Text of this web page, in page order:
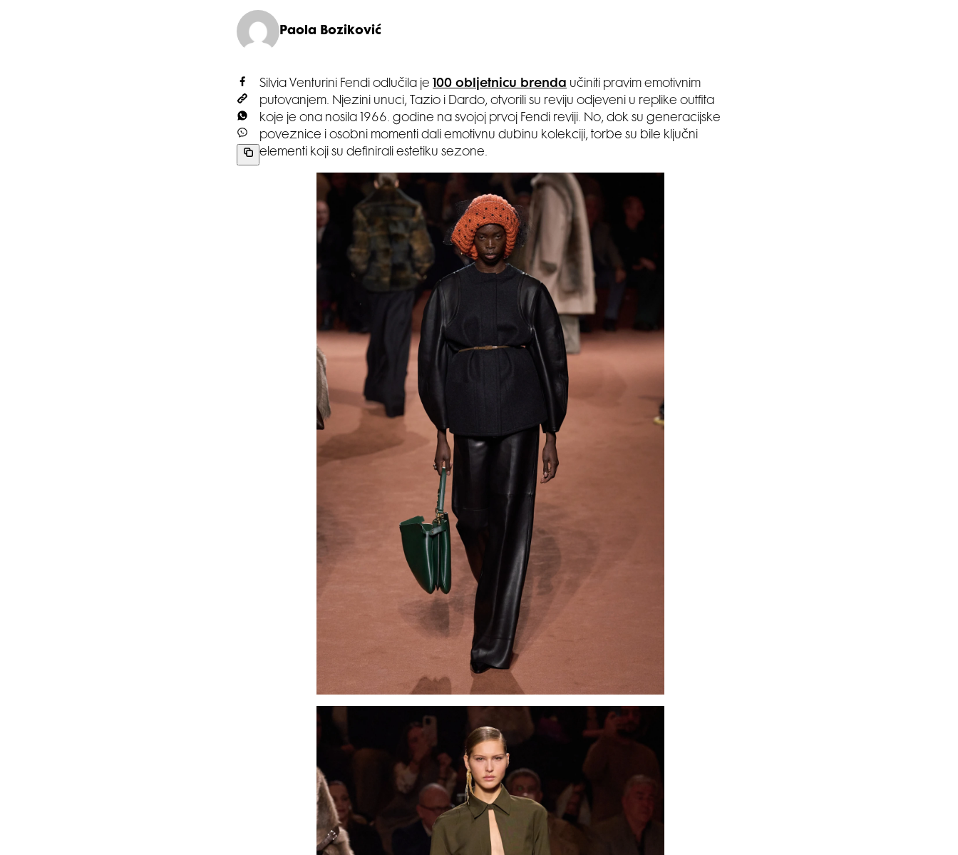
Paola Boziković
Silvia Venturini Fendi odlučila je 100 obljetnicu brenda učiniti pravim emotivnim
putovanjem. Njezini unuci, Tazio i Dardo, otvorili su reviju odjeveni u replike outfita
koje je ona nosila 1966. godine na svojoj prvoj Fendi reviji. No, dok su generacijske
poveznice i osobni momenti dali emotivnu dubinu kolekciji, torbe su bile ključni
elementi koji su definirali estetiku sezone.